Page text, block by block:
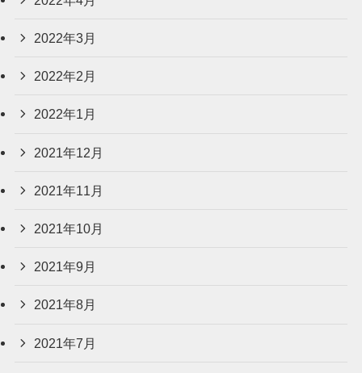
2022年3月
2022年2月
2022年1月
2021年12月
2021年11月
2021年10月
2021年9月
2021年8月
2021年7月